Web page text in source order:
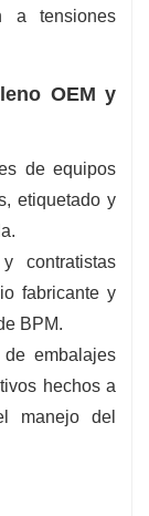
a tensiones
OEM y
de equipos
etiquetado y
contratistas
fabricante y
BPM.
embalajes
hechos a
manejo del